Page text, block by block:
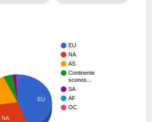
EU
NA
AS
Continente
sconos…
SA
AF
OC
EU
NA